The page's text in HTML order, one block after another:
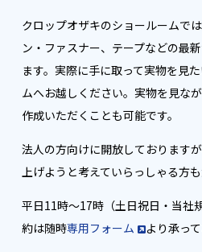
クロップオザキのショールームで
ン・ファスナー、テープなどの最
ます。実際に手に取って実物を見
ムへお越しください。実物を見な
作成いただくことも可能です。
法人の方向けに開放しております
上げようと考えていらっしゃる方も
平日11時～17時（土日祝日・当社
約は随時専用フォーム より承って